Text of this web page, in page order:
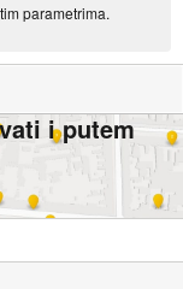
parametrima.
i putem